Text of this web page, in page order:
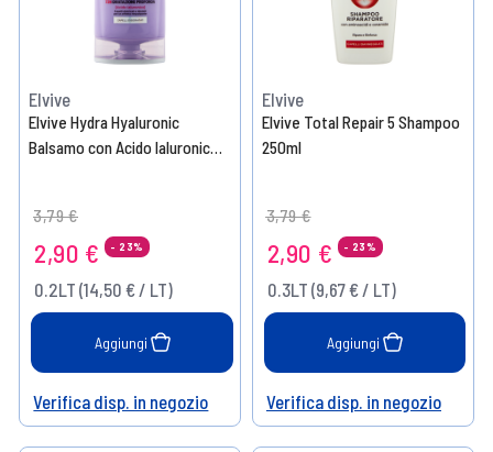
Elvive
Elvive Hydra Hyaluronic
Balsamo con Acido Ialuronico
Price reduced from
3,79 €to
2,90 € - 23%
0.2LT (14,50 € / LT)
Aggiungi
Help
Verifica disp. in negozio
Elvive
Elvive Total Repair 5 Shampoo
250ml
Price reduced from
3,79 €to
2,90 € - 23%
0.3LT (9,67 € / LT)
Aggiungi
Help
Verifica disp. in negozio